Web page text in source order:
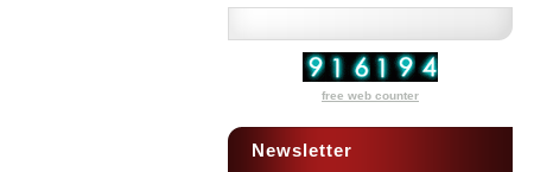
free web counter
Newsletter